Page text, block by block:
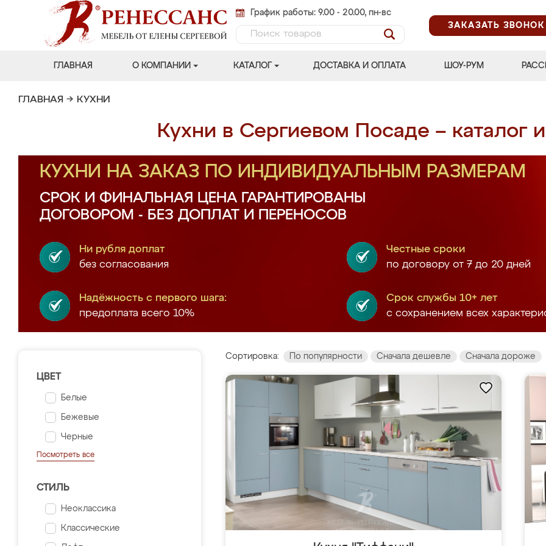
График работы: 9.00 - 20.00, пн-вс
ЗАКАЗАТЬ ЗВОНОК
ГЛАВНАЯ О КОМПАНИИ КАТАЛОГ ДОСТАВКА И ОПЛАТА ШОУ-РУМ
ГЛАВНАЯ → КУХНИ
Кухни в Сергиевом Посаде – каталог
КУХНИ НА ЗАКАЗ ПО ИНДИВИДУАЛЬНЫМ РАЗМЕРАМ
СРОК И ФИНАЛЬНАЯ ЦЕНА ГАРАНТИРОВАНЫ
ДОГОВОРОМ - БЕЗ ДОПЛАТ И ПЕРЕНОСОВ
Ни рубля доплат
без согласования
Честные сроки
по договору от 7 до 20 дней
Надёжность с первого шага:
предоплата всего 10%
Срок службы 10+ лет
с сохранением всех
ЦВЕТ
Белые
Бежевые
Черные
Посмотреть все
СТИЛЬ
Неоклассика
Классические
Сортировка: По популярности Сначала дешевле Сначала дороже